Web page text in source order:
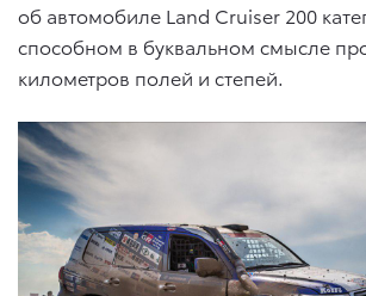
об автомобиле Land Cruiser 200
способном в буквальном смысле
километров полей и степей.